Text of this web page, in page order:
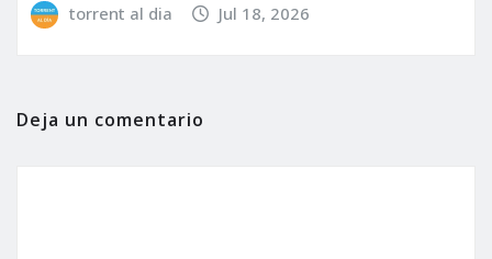
torrent al dia Jul 18, 2026
Deja un comentario